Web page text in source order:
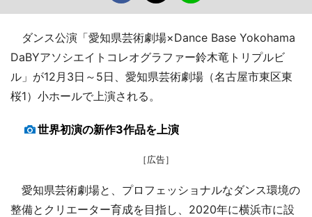
ダンス公演「愛知県芸術劇場×Dance Base Yokohama
DaBYアソシエイトコレオグラファー鈴木竜トリプルビ
ル」が12月3日～5日、愛知県芸術劇場（名古屋市東区東
桜1）小ホールで上演される。
世界初演の新作3作品を上演
［広告］
愛知県芸術劇場と、プロフェッショナルなダンス環境の
整備とクリエーター育成を目指し、2020年に横浜市に設